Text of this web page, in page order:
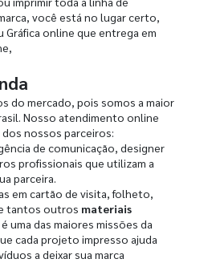
você está no lugar certo,
Gráfica online que entrega em
do mercado, pois somos a maior
Nosso atendimento online
nossos parceiros:
de comunicação, designer
profissionais que utilizam a
parceira.
em cartão de visita, folheto,
tantos outros materiais
uma das maiores missões da
cada projeto impresso ajuda
a deixar sua marca